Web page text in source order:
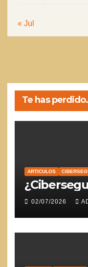
« Jul
Te has
ARTICULOS
02/07/2026